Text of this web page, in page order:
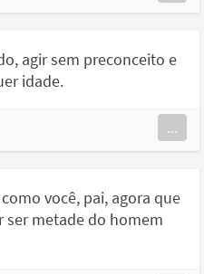
agir sem preconceito e
idade.
...
você, pai, agora que
ser metade do homem